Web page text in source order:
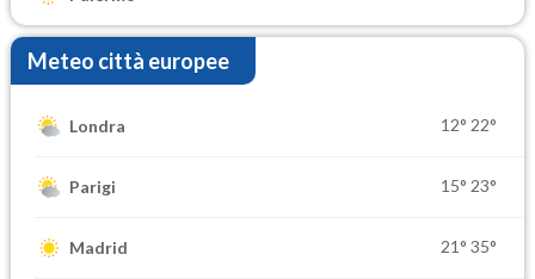
Meteo città europee
Londra 12° 22°
Parigi 15° 23°
Madrid 21° 35°